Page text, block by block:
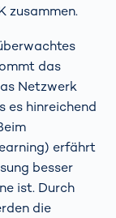
zusammen.
das
Netzwerk
es hinreichend
erfährt
besser
ist. Durch
die